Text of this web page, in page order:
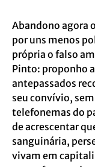
Abandono agora
por uns menos
própria o falso
Pinto: proponho
antepassados
seu convívio,
telefonemas do
de acrescentar
sanguinária,
vivam em